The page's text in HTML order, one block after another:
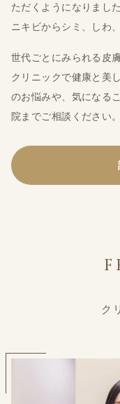
ただくようになりまし
ニキビからシミ、しわ
世代ごとにみられる皮
クリニックで健康と美
のお悩みや、気になる
院までご相談ください。
ク